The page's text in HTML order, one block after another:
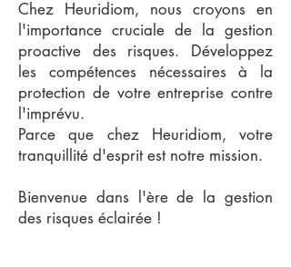
Chez Heuridiom, nous croyons en
l'importance cruciale de la gestion
proactive des risques. Développez
les compétences nécessaires à la
protection de votre entreprise contre
l'imprévu.
Parce que chez Heuridiom, votre
tranquillité d'esprit est notre mission.
Bienvenue dans l'ère de la gestion
des risques éclairée !